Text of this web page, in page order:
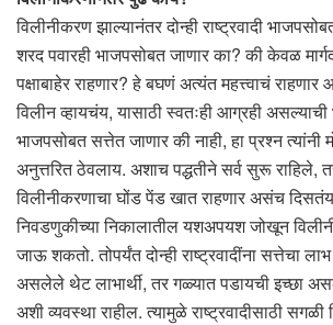
विलीनीकरण झाल्यानंतर दोन्ही राष्ट्रवादी
शरद पवारही भाजपसोबत जाणार का? की केवळ
पक्षाबाहेर राहणार? हे बघणं अत्यंत महत्त्वाचं राहणार
विलीन व्हायचंय, यासाठी स्वतःही आग्रही
भाजपसोबत सत्तेत जाणार की नाही, हा प्रश्न त्यांनी
अनुत्तरित ठेवलाय. अशाच पद्धतीने सर्व सुरू राहिले,
विलीनीकरणाचा घोंड पेंड खात राहणार असंच
निवडणुकीच्या निकालातील यशअपयश जोखून
जाऊ शकतो. तोपर्यंत दोन्ही राष्ट्रवादींना सत्तेचा
असलेले थेट लाभार्थी, तर गळ्यात पडायची इच्छा
अशी व्यवस्था राहील. त्यामुळे राष्ट्रवादीसाठी